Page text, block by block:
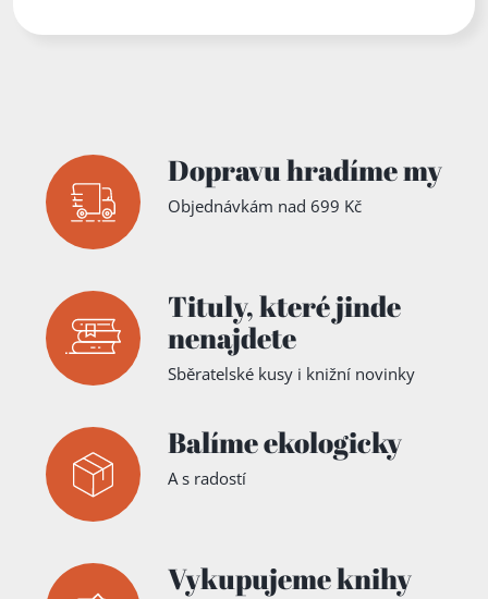
Dopravu hradíme my
Objednávkám nad 699 Kč
Tituly,které jinde
nenajdete
Sběratelské kusy i knižní novinky
Balíme ekologicky
A s radostí
Vykupujeme knihy